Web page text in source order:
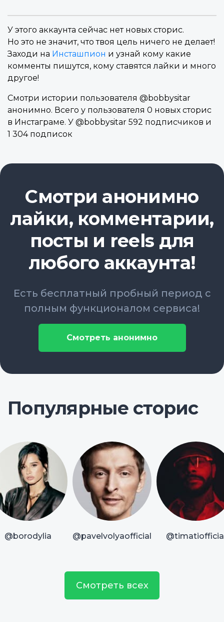
У этого аккаунта сейчас нет новых сторис.
Но это не значит, что твоя цель ничего не делает!
Заходи на Инсташпион и узнай кому какие
комменты пишутся, кому ставятся лайки и много
другое!
Смотри истории пользователя @bobbysitar
анонимно. Всего у пользователя 0 новых сторис
в Инстаграме. У @bobbysitar 592 подписчиков и
1 304 подписок
Смотри анонимно
лайки, комментарии,
посты и reels для
любого аккаунта!
Есть бесплатный пробный период с
полным функционалом сервиса!
Смотреть анонимно
Популярные сторис
@borodylia @pavelvolyaofficial
Смотреть всех